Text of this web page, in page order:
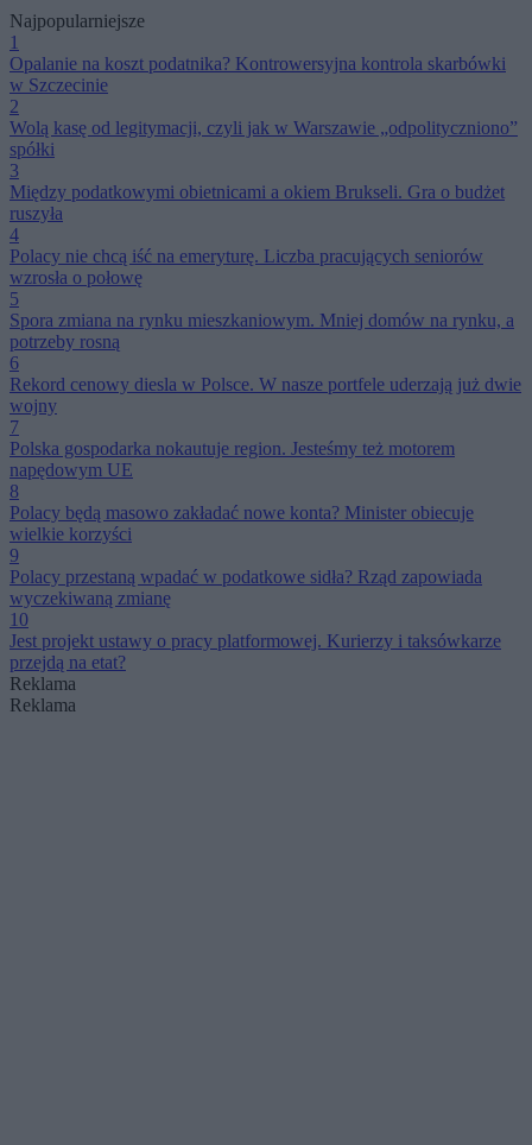
Najpopularniejsze
1
Opalanie na koszt podatnika? Kontrowersyjna kontrola skarbówki
w Szczecinie
2
Wolą kasę od legitymacji, czyli jak w Warszawie „odpolityczniono”
spółki
3
Między podatkowymi obietnicami a okiem Brukseli. Gra o budżet
ruszyła
4
Polacy nie chcą iść na emeryturę. Liczba pracujących seniorów
wzrosła o połowę
5
Spora zmiana na rynku mieszkaniowym. Mniej domów na rynku, a
potrzeby rosną
6
Rekord cenowy diesla w Polsce. W nasze portfele uderzają już dwie
wojny
7
Polska gospodarka nokautuje region. Jesteśmy też motorem
napędowym UE
8
Polacy będą masowo zakładać nowe konta? Minister obiecuje
wielkie korzyści
9
Polacy przestaną wpadać w podatkowe sidła? Rząd zapowiada
wyczekiwaną zmianę
10
Jest projekt ustawy o pracy platformowej. Kurierzy i taksówkarze
przejdą na etat?
Reklama
Reklama